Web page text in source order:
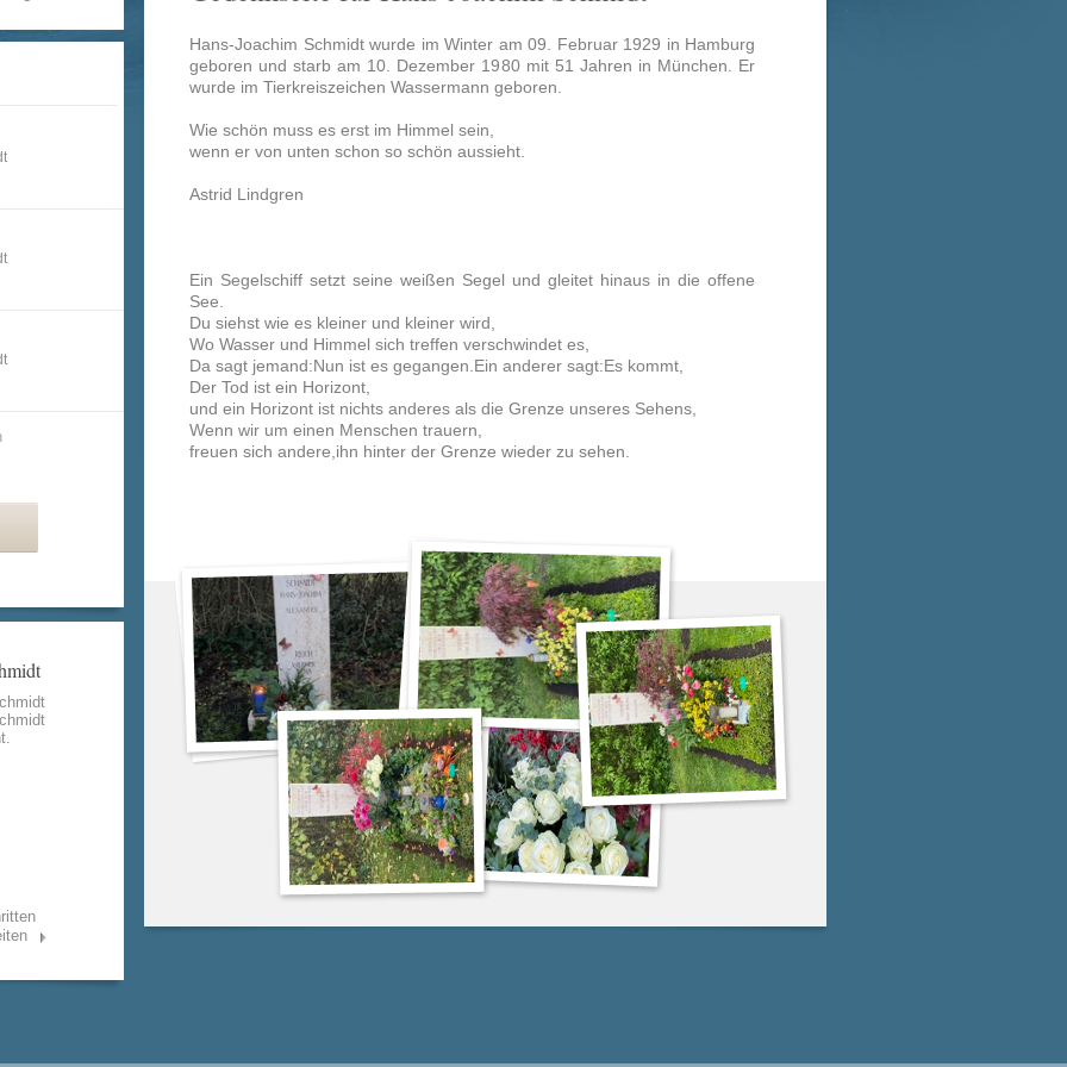
Hans-Joachim Schmidt wurde im Winter am 09. Februar 1929 in Hamburg
geboren und starb am 10. Dezember 1980 mit 51 Jahren in München. Er
wurde im Tierkreiszeichen Wassermann geboren.
Wie schön muss es erst im Himmel sein,
wenn er von unten schon so schön aussieht.
Astrid Lindgren
Ein Segelschiff setzt seine weißen Segel und gleitet hinaus in die offene
See.
Du siehst wie es kleiner und kleiner wird,
Wo Wasser und Himmel sich treffen verschwindet es,
Da sagt jemand:Nun ist es gegangen.Ein anderer sagt:Es kommt,
Der Tod ist ein Horizont,
und ein Horizont ist nichts anderes als die Grenze unseres Sehens,
Wenn wir um einen Menschen trauern,
freuen sich andere,ihn hinter der Grenze wieder zu sehen.